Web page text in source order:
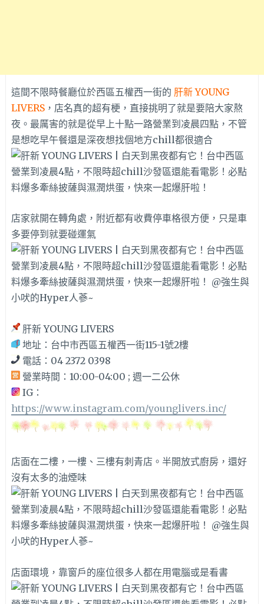
這間不限時餐廳位於西區五權西一街的 肝新 YOUNG
LIVERS，店名真的超有梗，直接挑明了就是要陪大家熬
夜。最厲害的就是從早上十點一路營業到凌晨四點，不管
是想吃早午餐還是深夜想找個地方chill都很適合
店家就開在轉角處，附近都有收費停車格很方便，只是車
多要停到就要碰運氣
肝新 YOUNG LIVERS
地址：台中市西區五權西一街115-1號2樓
電話：04 2372 0398
營業時間：10:00-04:00 ; 週一二公休
IG：
https://www.instagram.com/younglivers.inc/
店面在二樓，一樓、三樓有刺青店。半開放式廚房，還好
沒有太多的油煙味
店面環境，靠窗戶的座位很多人都在用電腦或是看書